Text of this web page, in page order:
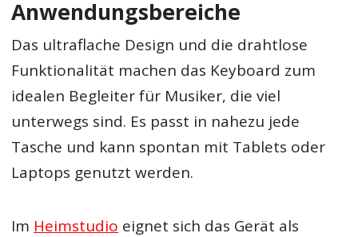
Anwendungsbereiche
Das ultraflache Design und die drahtlose
Funktionalität machen das Keyboard zum
idealen Begleiter für Musiker, die viel
unterwegs sind. Es passt in nahezu jede
Tasche und kann spontan mit Tablets oder
Laptops genutzt werden.
Im Heimstudio eignet sich das Gerät als